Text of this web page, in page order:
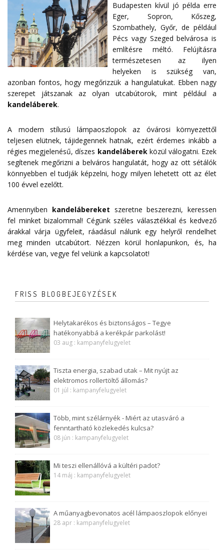
Budapesten kívül jó példa erre
Eger, Sopron, Kőszeg,
Szombathely, Győr, de például
Pécs vagy Szeged belvárosa is
említésre méltó. Felújításra
természetesen az ilyen
helyeken is szükség van,
azonban fontos, hogy megőrizzük a hangulatukat. Ebben nagy
szerepet játszanak az olyan utcabútorok, mint például a
kandeláberek.
A modern stílusú lámpaoszlopok az óvárosi környezettől
teljesen elütnek, tájidegennek hatnak, ezért érdemes inkább a
régies megjelenésű, díszes kandeláberekközül válogatni. Ezek
segítenek megőrizni a belváros hangulatát, hogy az ott sétálók
könnyebben el tudják képzelni, hogy milyen lehetett ott az élet
100 évvel ezelőtt.
Amennyiben kandelábereket szeretne beszerezni, keressen
fel minket bizalommal! Cégünk széles választékkal és kedvező
árakkal várja ügyfeleit, ráadásul nálunk egy helyről rendelhet
meg minden utcabútort. Nézzen körül honlapunkon, és, ha
kérdése van, vegye fel velünk a kapcsolatot!
FRISS BLOGBEJEGYZÉSEK
Helytakarékos és biztonságos – Tegye
hatékonyabbá a kerékpár parkolást!
03 aug : kampanyfelugyelet
Tiszta energia, szabad utak – Mit nyújt az
elektromos rollertöltő állomás?
01 júl : kampanyfelugyelet
Több, mint szélárnyék - Miért az utasváró a
fenntartható közlekedés kulcsa?
08 jún : kampanyfelugyelet
Mi teszi ellenállóvá a kültéri padot?
14 máj : kampanyfelugyelet
A műanyagbevonatos acél lámpaoszlopok előnyei
28 apr : kampanyfelugyelet